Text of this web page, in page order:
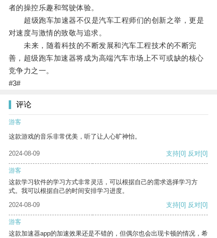
者的操控乐趣和驾驶体验。
超级跑车加速器不仅是汽车工程师们的创新之举，更是
对速度与激情的致敬与追求。
未来，随着科技的不断发展和汽车工程技术的不断完
善，超级跑车加速器将成为高端汽车市场上不可或缺的核心
竞争力之一。
#3#
评论
游客
这款游戏的音乐非常优美，听了让人心旷神怡。
2024-08-09 支持[0] 反对[0]
游客
这款学习软件的学习方式非常灵活，可以根据自己的需求选择学习方
式。我可以根据自己的时间安排学习进度。
2024-08-09
支持[0] 反对[0]
游客
这款加速器app的加速效果还是不错的，但偶尔也会出现卡顿的情况，希